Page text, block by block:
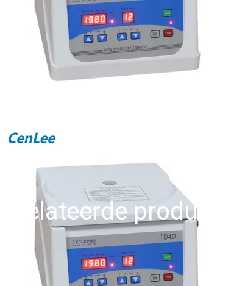
Gerelateerde producten